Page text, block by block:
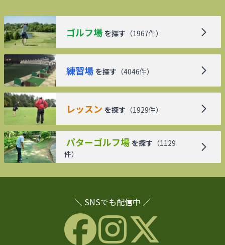
ゴルフ場 を探す （1967件）
練習場 を探す （4046件）
レッスン を探す （1929件）
パターゴルフ場 を探す （1129
件）
＼ SNSでも配信中 ／